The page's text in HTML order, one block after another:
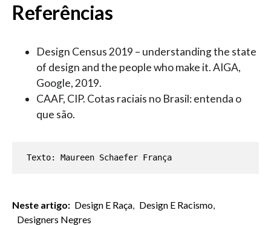
Referências
Design Census 2019 – understanding the state
of design and the people who make it. AIGA,
Google, 2019.
CAAF, CIP. Cotas raciais no Brasil: entenda o
que são.
Texto: Maureen Schaefer França
Neste artigo: Design E Raça, Design E Racismo,
Designers Negres